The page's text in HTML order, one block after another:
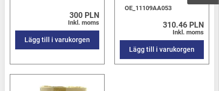
300 PLN
Inkl. moms
Lägg till i varukorgen
OE_11109AA053
310.46 PLN
Inkl. moms
Lägg till i varukorgen